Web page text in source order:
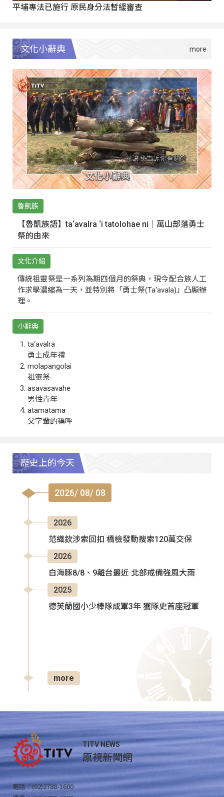
平埔專法已施行 原民身分法暫緩審查
文化小辭典
魯凱族
【魯凱族語】ta‘avalra ‘i tatolohae ni｜萬山部落勇士
祭的由來
文化介紹
傳統祖靈祭是一系列為期四個月的祭典，現今配合族人工
作求學濃縮為一天，並特別將「勇士祭(Ta‘avala)」凸顯辦
理。
小辭典
ta‘avalra
勇士成年禮
molapangolai
祖靈祭
asavasavahe
男性青年
atamatama
父字輩的稱呼
歷史上的今天
2026/ 08/ 08
2026
范織欽涉索回扣 橋檢發動搜索120萬交保
2026
白海豚8/8、9離台最近 北部戒備強風大雨
2025
德芙蘭國小少棒隊成軍3年 獲隊史首座冠軍
more
TITV NEWS
原視新聞網
電話：(02)2788-1600